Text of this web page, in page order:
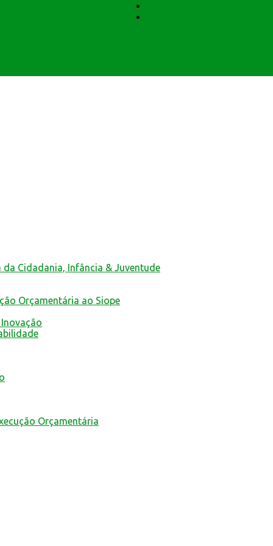
Cidadania, Infância & Juventude
Orçamentária ao Siope
Orçamentária